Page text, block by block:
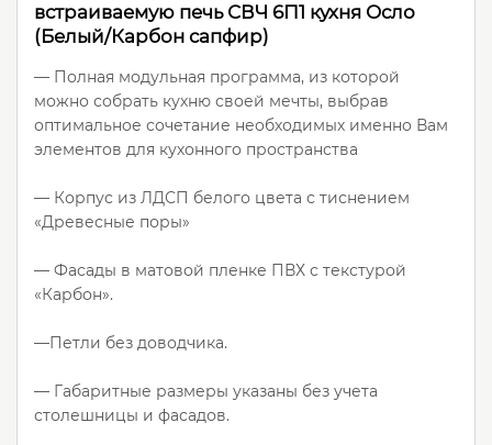
встраиваемую печь СВЧ 6П1 кухня Осло
(Белый/Карбон сапфир)
— Полная модульная программа, из которой
можно собрать кухню своей мечты, выбрав
оптимальное сочетание необходимых именно Вам
элементов для кухонного пространства
— Корпус из ЛДСП белого цвета с тиснением
«Древесные поры»
— Фасады в матовой пленке ПВХ с текстурой
«Карбон».
—Петли без доводчика.
— Габаритные размеры указаны без учета
столешницы и фасадов.